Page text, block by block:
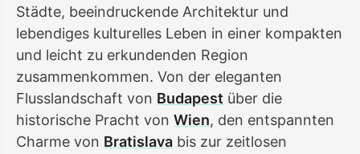
Städte, beeindruckende Architektur und
lebendiges kulturelles Leben in einer kompakten
und leicht zu erkundenden Region
zusammenkommen. Von der eleganten
Flusslandschaft von Budapest über die
historische Pracht von Wien, den entspannten
Charme von Bratislava bis zur zeitlosen